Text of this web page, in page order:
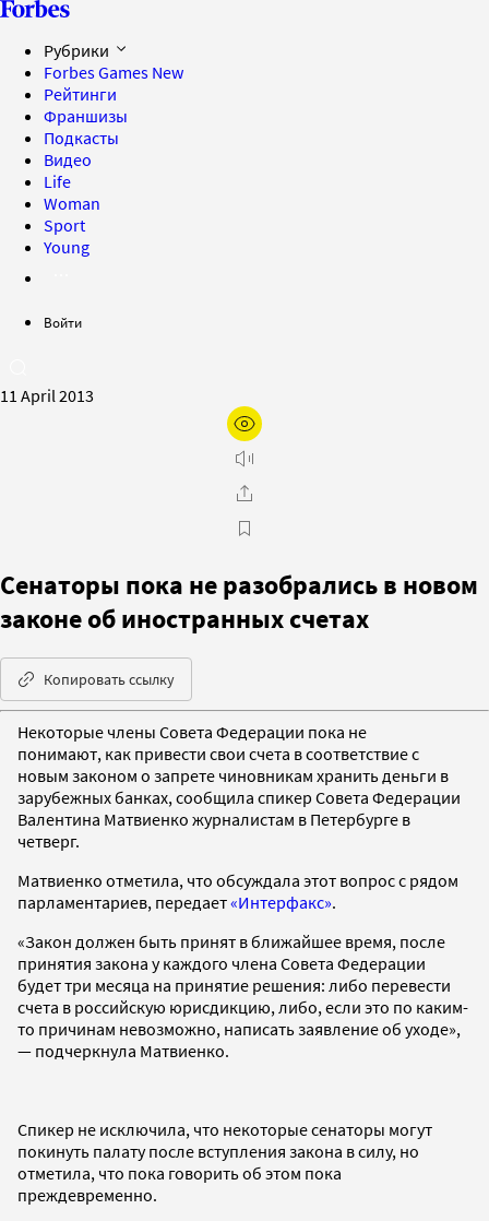
Рубрики
Forbes Games New
Рейтинги
Франшизы
Подкасты
Видео
Life
Woman
Sport
Young
Войти
11 April 2013
Сенаторы пока не разобрались в новом
законе об иностранных счетах
Копировать ссылку
Некоторые члены Совета Федерации пока не
понимают, как привести свои счета в соответствие с
новым законом о запрете чиновникам хранить деньги в
зарубежных банках, сообщила спикер Совета Федерации
Валентина Матвиенко журналистам в Петербурге в
четверг.
Матвиенко отметила, что обсуждала этот вопрос с рядом
парламентариев, передает«Интерфакс».
«Закон должен быть принят в ближайшее время, после
принятия закона у каждого члена Совета Федерации
будет три месяца на принятие решения: либо перевести
счета в российскую юрисдикцию, либо, если это по каким-
то причинам невозможно, написать заявление об уходе»,
— подчеркнула Матвиенко.
Спикер не исключила, что некоторые сенаторы могут
покинуть палату после вступления закона в силу, но
отметила, что пока говорить об этом пока
преждевременно.